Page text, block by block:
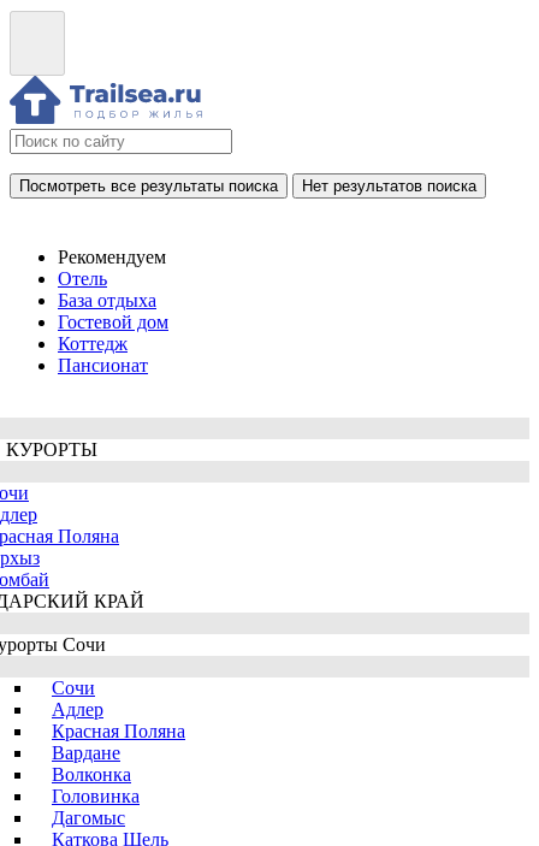
Посмотреть все результаты поиска Нет результатов поиска
Рекомендуем
Отель
База отдыха
Гостевой дом
Коттедж
Пансионат
КУРОРТЫ
Поляна
КРАЙ
Сочи
Сочи
Адлер
Красная Поляна
Вардане
Волконка
Головинка
Дагомыс
Каткова Щель